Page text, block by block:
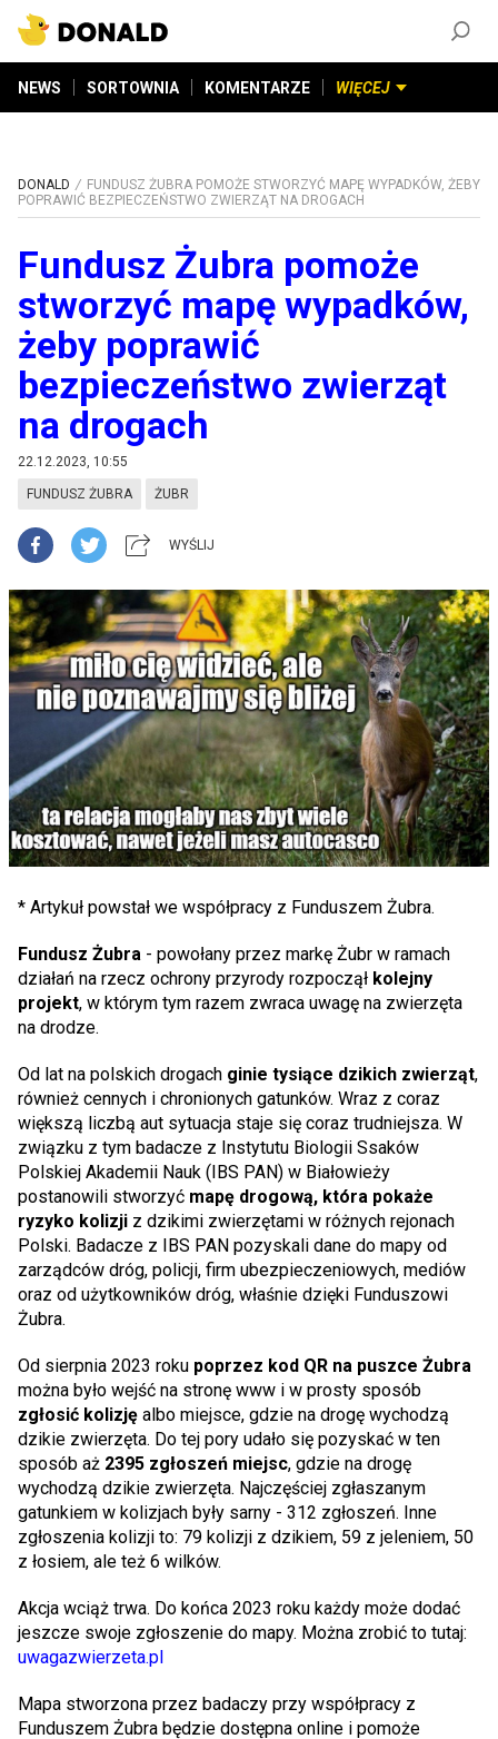
NEWS SORTOWNIA KOMENTARZE WIĘCEJ
DONALD
FUNDUSZ ŻUBRA POMOŻE STWORZYĆ MAPĘ WYPADKÓW, ŻEBY
POPRAWIĆ BEZPIECZEŃSTWO ZWIERZĄT NA DROGACH
Fundusz Żubra pomoże
stworzyć mapę wypadków,
żeby poprawić
bezpieczeństwo zwierząt
na drogach
22.12.2023, 10:55
FUNDUSZ ŻUBRA ŻUBR
WYŚLIJ
* Artykuł powstał we współpracy z Funduszem Żubra.
Fundusz Żubra - powołany przez markę Żubr w ramach
działań na rzecz ochrony przyrody rozpoczął kolejny
projekt, w którym tym razem zwraca uwagę na zwierzęta
na drodze.
Od lat na polskich drogach ginie tysiące dzikich zwierząt,
również cennych i chronionych gatunków. Wraz z coraz
większą liczbą aut sytuacja staje się coraz trudniejsza. W
związku z tym badacze z Instytutu Biologii Ssaków
Polskiej Akademii Nauk (IBS PAN) w Białowieży
postanowili stworzyć mapę drogową, która pokaże
ryzyko kolizji z dzikimi zwierzętami w różnych rejonach
Polski. Badacze z IBS PAN pozyskali dane do mapy od
zarządców dróg, policji, firm ubezpieczeniowych, mediów
oraz od użytkowników dróg, właśnie dzięki Funduszowi
Żubra.
Od sierpnia 2023 roku poprzez kod QR na puszce Żubra
można było wejść na stronę www i w prosty sposób
zgłosić kolizję albo miejsce, gdzie na drogę wychodzą
dzikie zwierzęta. Do tej pory udało się pozyskać w ten
sposób aż 2395 zgłoszeń miejsc, gdzie na drogę
wychodzą dzikie zwierzęta. Najczęściej zgłaszanym
gatunkiem w kolizjach były sarny - 312 zgłoszeń. Inne
zgłoszenia kolizji to: 79 kolizji z dzikiem, 59 z jeleniem, 50
z łosiem, ale też 6 wilków.
Akcja wciąż trwa. Do końca 2023 roku każdy może dodać
jeszcze swoje zgłoszenie do mapy. Można zrobić to tutaj:
uwagazwierzeta.pl
Mapa stworzona przez badaczy przy współpracy z
Funduszem Żubra będzie dostępna online i pomoże